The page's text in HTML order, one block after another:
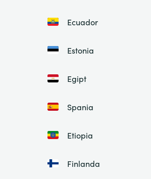
Ecuador
Estonia
Egipt
Spania
Etiopia
Finlanda